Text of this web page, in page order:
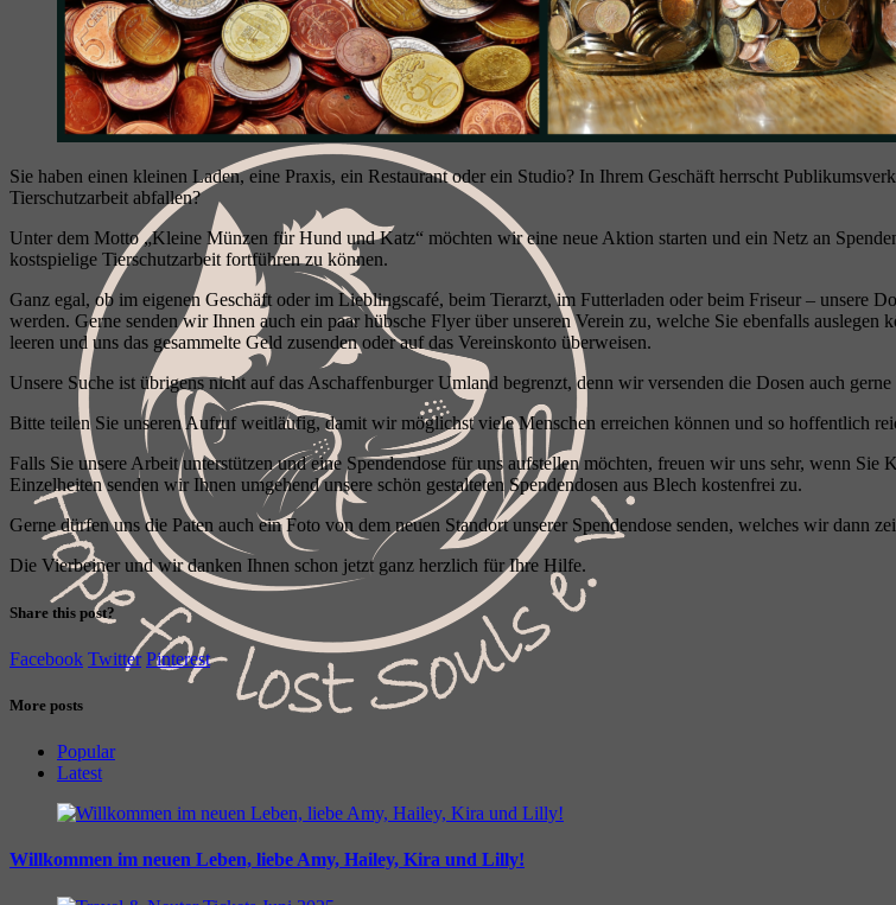
Sie haben einen kleinen Laden, eine Praxis, ein Restaurant oder ein Studio? In Ihrem Geschäft herrscht
Tierschutzarbeit abfallen?
Unter dem Motto „Kleine Münzen für Hund und Katz“ möchten wir eine neue Aktion starten und ein Netz an
kostspielige Tierschutzarbeit fortführen zu können.
Ganz egal, ob im eigenen Geschäft oder im Lieblingscafé, beim Tierarzt, im Futterladen oder beim Friseur – unsere
werden. Gerne senden wir Ihnen auch ein paar hübsche Flyer über unseren Verein zu, welche Sie ebenfalls
leeren und uns das gesammelte Geld zusenden oder auf das Vereinskonto überweisen.
Unsere Suche ist übrigens nicht auf das Aschaffenburger Umland begrenzt, denn wir versenden die Dosen auch
Bitte teilen Sie unseren Aufruf weitläufig, damit wir möglichst viele Menschen erreichen können und so hoffentlich
Falls Sie unsere Arbeit unterstützen und eine Spendendose für uns aufstellen möchten, freuen wir uns sehr, wenn
Einzelheiten senden wir Ihnen umgehend unsere schön gestalteten Spendendosen aus Blech kostenfrei zu.
Gerne dürfen uns die Paten auch ein Foto von dem neuen Standort unserer Spendendose senden, welches wir dann
Die Vierbeiner und wir danken Ihnen schon jetzt ganz herzlich für Ihre Hilfe.
Share this post?
Facebook Twitter Pinterest
More posts
Popular
Latest
Willkommen im neuen Leben, liebe Amy, Hailey, Kira und Lilly!